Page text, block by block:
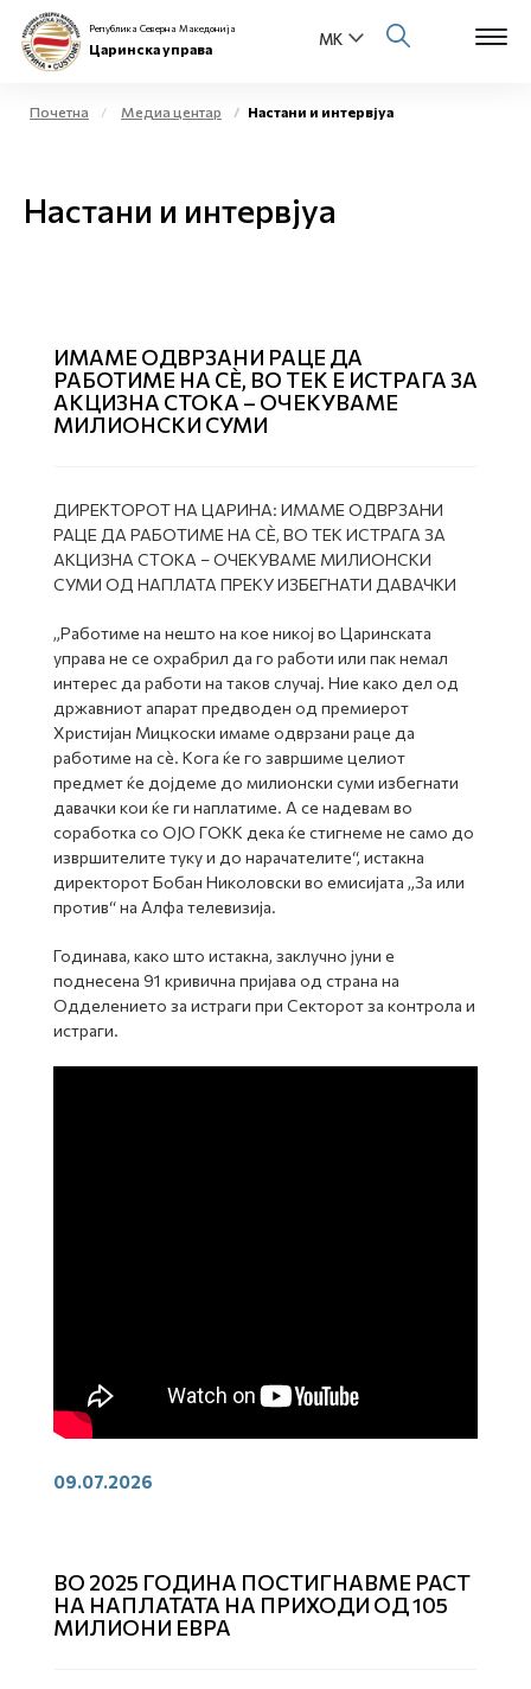
Е-Царина
Open
Медиа центар
Е-Весник
Република Северна Македонија
Царинска управа
Почетна Медиа центар Настани и интервјуа
Настани и интервјуа
ИМАМЕ ОДВРЗАНИ РАЦЕ ДА
РАБОТИМЕ НА СÈ, ВО ТЕК Е ИСТРАГА ЗА
АКЦИЗНА СТОКА – ОЧЕКУВАМЕ
МИЛИОНСКИ СУМИ
ДИРЕКТОРОТ НА ЦАРИНА: ИМАМЕ ОДВРЗАНИ
РАЦЕ ДА РАБОТИМЕ НА СÈ, ВО ТЕК ИСТРАГА ЗА
АКЦИЗНА СТОКА – ОЧЕКУВАМЕ МИЛИОНСКИ
СУМИ ОД НАПЛАТА ПРЕКУ ИЗБЕГНАТИ ДАВАЧКИ
„Работиме на нешто на кое никој во Царинската
управа не се охрабрил да го работи или пак немал
интерес да работи на таков случај. Ние како дел од
државниот апарат предводен од премиерот
Христијан Мицкоски имаме одврзани раце да
работиме на сè. Кога ќе го завршиме целиот
предмет ќе дојдеме до милионски суми избегнати
давачки кои ќе ги наплатиме. А се надевам во
соработка со ОЈО ГОКК дека ќе стигнеме не само до
извршителите туку и до нарачателите“, истакна
директорот Бобан Николовски во емисијата „За или
против“ на Алфа телевизија.
Годинава, како што истакна, заклучно јуни е
поднесена 91 кривична пријава од страна на
Одделението за истраги при Секторот за контрола и
истраги.
09.07.2026
ВО 2025 ГОДИНА ПОСТИГНАВМЕ РАСТ
НА НАПЛАТАТА НА ПРИХОДИ ОД 105
МИЛИОНИ ЕВРА